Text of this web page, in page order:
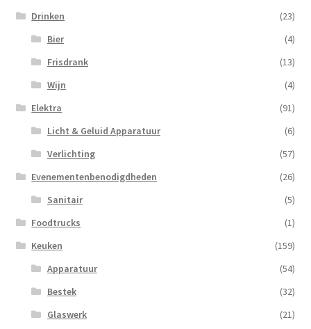
Drinken
(23)
Bier
(4)
Frisdrank
(13)
Wijn
(4)
Elektra
(91)
Licht & Geluid Apparatuur
(6)
Verlichting
(57)
Evenementenbenodigdheden
(26)
Sanitair
(5)
Foodtrucks
(1)
Keuken
(159)
Apparatuur
(54)
Bestek
(32)
Glaswerk
(21)